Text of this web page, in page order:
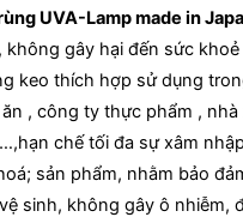
UVA-Lamp made in
không gây hại đến sức
keo thích hợp sử dụng
, công ty thực phẩm ,
chế tối đa sự xâm
sản phẩm, nhằm bảo
sinh, không gây ô nhiễm,